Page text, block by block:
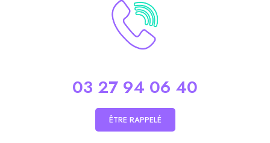
03 27 94 06 40
ÊTRE RAPPELÉ